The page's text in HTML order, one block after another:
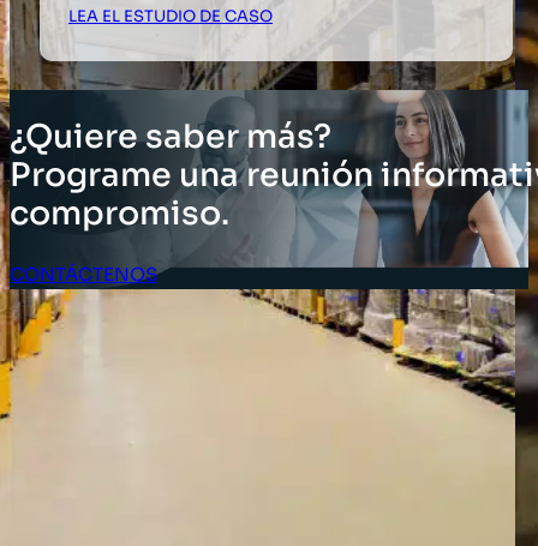
LEA EL ESTUDIO DE CASO
¿Quiere saber más?
Programe una reunión
compromiso.
CONTÁCTENOS